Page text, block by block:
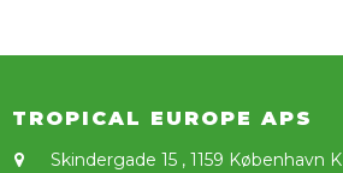
TROPICAL EUROPE APS
Skindergade 15 , 1159 København K